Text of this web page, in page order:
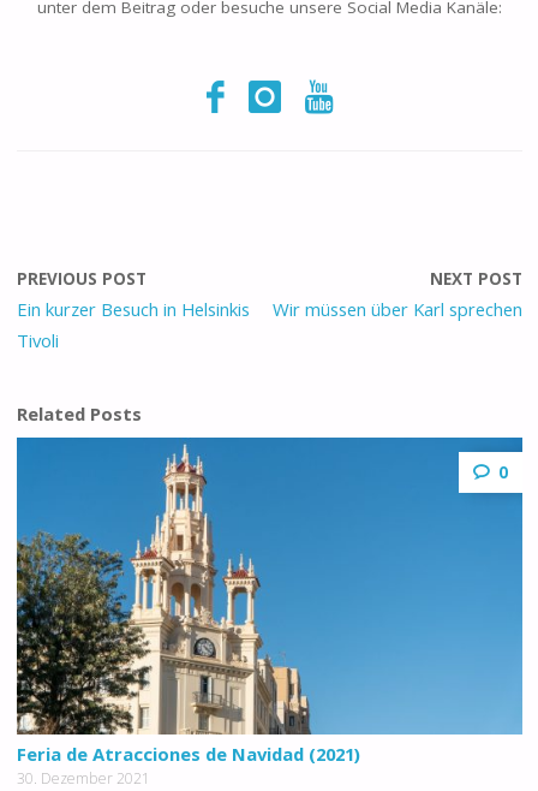
unter dem Beitrag oder besuche unsere Social Media Kanäle:
PREVIOUS POST
Ein kurzer Besuch in Helsinkis
Tivoli
NEXT POST
Wir müssen über Karl sprechen
Related Posts
0
Feria de Atracciones de Navidad (2021)
30. Dezember 2021